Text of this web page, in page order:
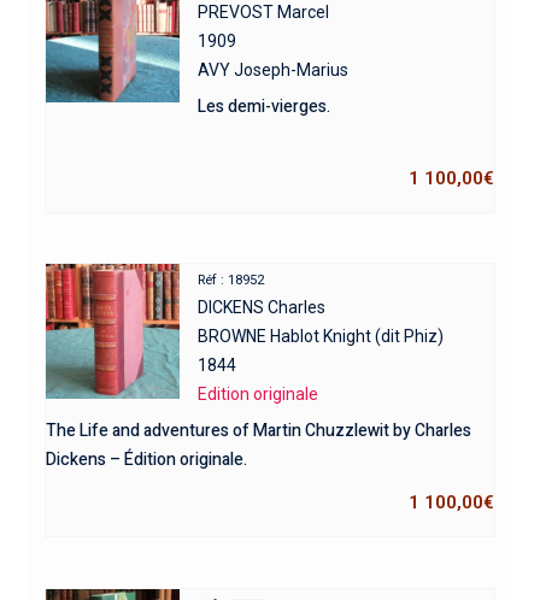
PREVOST Marcel
1909
AVY Joseph-Marius
Les demi-vierges.
1 100,00€
Réf : 18952
DICKENS Charles
BROWNE Hablot Knight (dit Phiz)
1844
Edition originale
The Life and adventures of Martin Chuzzlewit by Charles
Dickens – Édition originale.
1 100,00€